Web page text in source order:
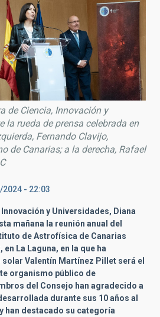
de Ciencia, Innovación y
la rueda de prensa celebrada en
Fernando Clavijo,
de Canarias; a la derecha, Rafael
2024 - 22:03
y Universidades, Diana
mañana la reunión anual del
de Astrofísica de Canarias
en La Laguna, en la que ha
Valentín Martínez Pillet será el
organismo público de
del Consejo han agradecido a
durante sus 10 años al
han destacado su categoría